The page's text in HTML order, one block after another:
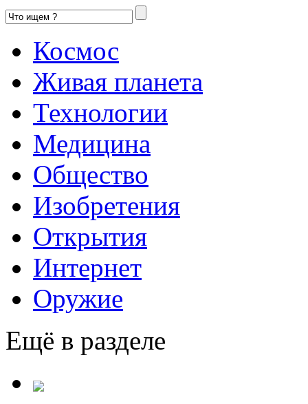
Космос
Живая планета
Технологии
Медицина
Общество
Изобретения
Открытия
Интернет
Оружие
Ещё в разделе